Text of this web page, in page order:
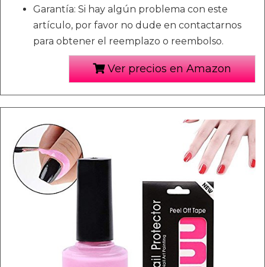
Garantía: Si hay algún problema con este
artículo, por favor no dude en contactarnos
para obtener el reemplazo o reembolso.
Ver precios en Amazon